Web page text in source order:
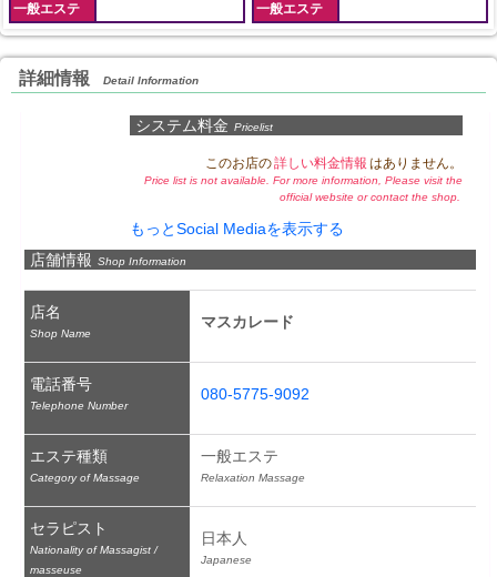
一般エステ 一般エステ
詳細情報 Detail Information
システム料金 Pricelist
このお店の詳しい料金情報 はありません。
Price list is not available. For more information, Please visit the
official website or contact the shop.
もっとSocial Mediaを表示する
店舗情報 Shop Information
店名
Shop Name
マスカレード
電話番号
Telephone Number
080-5775-9092
エステ種類
Category of Massage
一般エステ
Relaxation Massage
セラピスト
Nationality of Massagist /
masseuse
日本人
Japanese